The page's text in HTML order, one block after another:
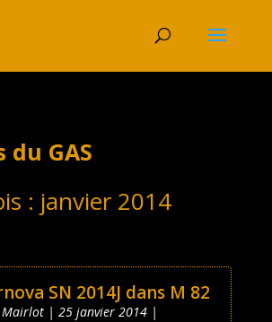
du GAS
: janvier 2014
SN 2014J dans M 82
Mairlot| 25 janvier 2014|